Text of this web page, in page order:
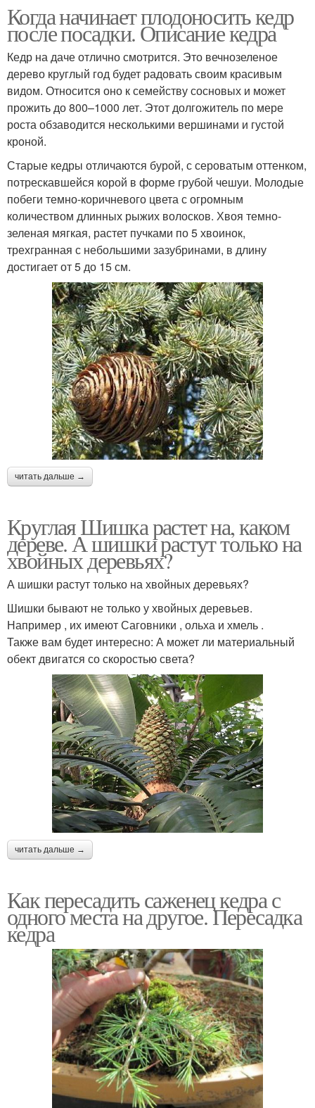
Когда начинает плодоносить кедр
после посадки. Описание кедра
Кедр на даче отлично смотрится. Это вечнозеленое
дерево круглый год будет радовать своим красивым
видом. Относится оно к семейству сосновых и может
прожить до 800–1000 лет. Этот долгожитель по мере
роста обзаводится несколькими вершинами и густой
кроной.
Старые кедры отличаются бурой, с сероватым оттенком,
потрескавшейся корой в форме грубой чешуи. Молодые
побеги темно-коричневого цвета с огромным
количеством длинных рыжих волосков. Хвоя темно-
зеленая мягкая, растет пучками по 5 хвоинок,
трехгранная с небольшими зазубринами, в длину
достигает от 5 до 15 см.
читать дальше →
Круглая Шишка растет на, каком
дереве. А шишки растут только на
хвойных деревьях?
А шишки растут только на хвойных деревьях?
Шишки бывают не только у хвойных деревьев.
Например , их имеют Саговники , ольха и хмель .
Также вам будет интересно: А может ли материальный
обект двигатся со скоростью света?
читать дальше →
Как пересадить саженец кедра с
одного места на другое. Пересадка
кедра